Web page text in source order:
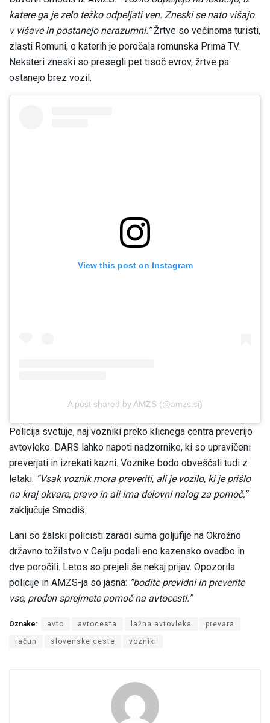
katere ga je zelo težko odpeljati ven. Zneski se nato višajo
v višave in postanejo nerazumni.”Žrtve so večinoma turisti,
zlasti Romuni, o katerih je poročala romunska Prima TV.
Nekateri zneski so presegli pet tisoč evrov, žrtve pa
ostanejo brez vozil.
View this post on Instagram
A post shared by AMZS (@amzs.si)
Policija svetuje, naj vozniki preko klicnega centra preverijo
avtovleko. DARS lahko napoti nadzornike, ki so upravičeni
preverjati in izrekati kazni. Voznike bodo obveščali tudi z
letaki. “Vsak voznik mora preveriti, ali je vozilo, ki je prišlo
na kraj okvare, pravo in ali ima delovni nalog za pomoč,”
zaključuje Smodiš.
Lani so žalski policisti zaradi suma goljufije na Okrožno
državno tožilstvo v Celju podali eno kazensko ovadbo in
dve poročili. Letos so prejeli še nekaj prijav. Opozorila
policije in AMZS-ja so jasna: “bodite previdni in preverite
vse, preden sprejmete pomoč na avtocesti.”
Oznake: avto avtocesta lažna avtovleka prevara
račun slovenske ceste vozniki